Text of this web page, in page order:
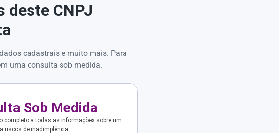
deste CNPJ
cadastrais e muito mais. Para
uma consulta sob medida.
Sob Medida
completo a todas as informações sobre um
riscos de inadimplência.